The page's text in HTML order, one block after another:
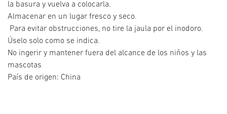
la basura y vuelva a colocarla.
Almacenar en un lugar fresco y seco.
Para evitar obstrucciones, no tire la jaula por el inodoro.
Úselo solo como se indica.
No ingerir y mantener fuera del alcance de los niños y las
mascotas
País de origen: China